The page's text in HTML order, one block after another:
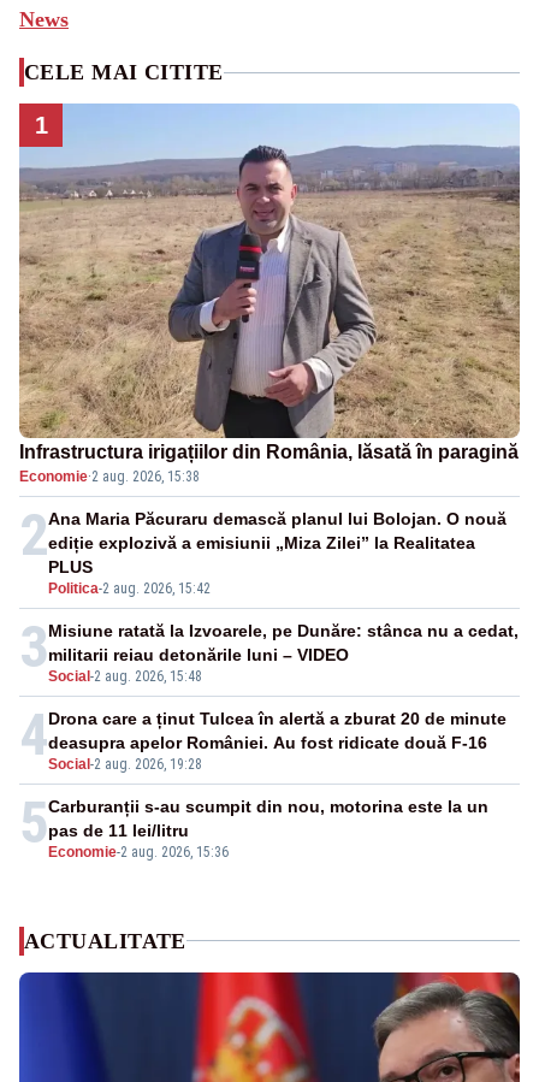
News
CELE MAI CITITE
1
Infrastructura irigațiilor din România, lăsată în paragină
Economie·2 aug. 2026, 15:38
2
Politica-2 aug. 2026, 15:42
Ana Maria Păcuraru demască planul lui Bolojan. O nouă
ediție explozivă a emisiunii „Miza Zilei” la Realitatea
PLUS
3Social-2 aug. 2026, 15:48
Misiune ratată la Izvoarele, pe Dunăre: stânca nu a cedat,
militarii reiau detonările luni – VIDEO
4Social-2 aug. 2026, 19:28
Drona care a ținut Tulcea în alertă a zburat 20 de minute
deasupra apelor României. Au fost ridicate două F-16
5Economie-2 aug. 2026, 15:36
Carburanții s-au scumpit din nou, motorina este la un
pas de 11 lei/litru
ACTUALITATE